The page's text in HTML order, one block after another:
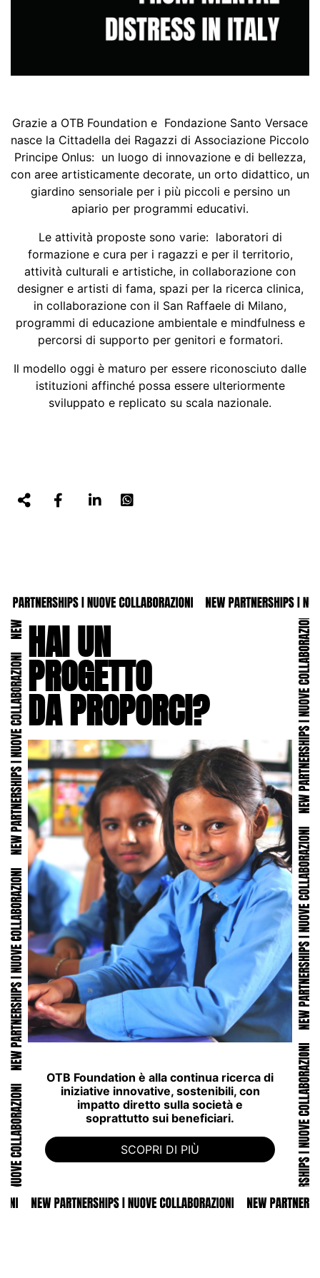
Grazie a OTB Foundation e Fondazione Santo Versace
nasce la Cittadella dei Ragazzi di Associazione Piccolo
Principe Onlus: un luogo di innovazione e di bellezza,
con aree artisticamente decorate, un orto didattico, un
giardino sensoriale per i più piccoli e persino un
apiario per programmi educativi.
Le attività proposte sono varie: laboratori di
formazione e cura per i ragazzi e per il territorio,
attività culturali e artistiche, in collaborazione con
designer e artisti di fama, spazi per la ricerca clinica,
in collaborazione con il San Raffaele di Milano,
programmi di educazione ambientale e mindfulness e
percorsi di supporto per genitori e formatori.
Il modello oggi è maturo per essere riconosciuto dalle
istituzioni affinché possa essere ulteriormente
sviluppato e replicato su scala nazionale.
HAI UN
PROGETTO
DA PROPORCI?
OTB Foundation è alla continua ricerca di
iniziative innovative, sostenibili, con
impatto diretto sulla società e
soprattutto sui beneficiari.
SCOPRI DI PIÙ